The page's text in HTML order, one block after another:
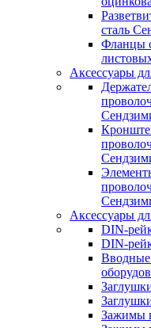
сталь
Фланцы
Аксессуары
Аксессуары
DIN-
DIN-
Вводные
Зажимы